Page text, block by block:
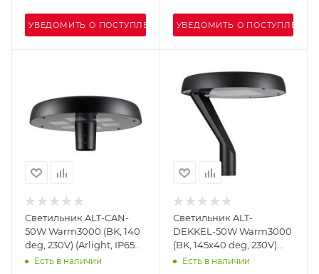
УВЕДОМИТЬ О ПОСТУПЛЕНИИ УВЕДОМИТЬ О ПОСТУПЛЕНИИ
Светильник ALT-CAN-
50W Warm3000 (BK, 140
deg, 230V) (Arlight, IP65
Металл, 5 лет)
Есть в наличии
Светильник ALT-
DEKKEL-50W Warm3000
(BK, 145x40 deg, 230V)
(Arlight, IP65 Металл, 5
Есть в наличии